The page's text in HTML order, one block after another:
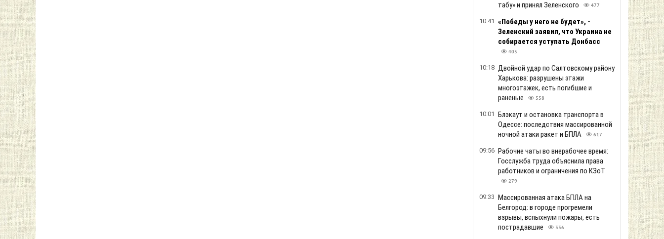
табу» и принял Зеленского
477
10:41 «Победы у него не будет», -
Зеленский заявил, что Украина не
собирается уступать Донбасс
405
10:18 Двойной удар по Салтовскому району
Харькова: разрушены этажи
многоэтажек, есть погибшие и
раненые
558
10:01 Блэкаут и остановка транспорта в
Одессе: последствия массированной
ночной атаки ракет и БПЛА
617
09:56 Рабочие чаты во внерабочее время:
Госслужба труда объяснила права
работников и ограничения по КЗоТ
279
09:33 Массированная атака БПЛА на
Белгород: в городе прогремели
взрывы, вспыхнули пожары, есть
пострадавшие
336